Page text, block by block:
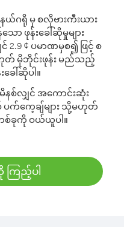
ယ်ဂရို မှ စလိုဗားကီးယား
ဖုန်းခေါ်ဆိုမှုများ
2.9 ¢ ပမာဏမှစ၍ ဖြင့် စ
ဟုတ် မိုဘိုင်းဖုန်း မည်သည့်
ေါ်ဆိုပါ။
စ်လျှင် အကောင်းဆုံး
ပက်ကေ့ချ်များ သို့မဟုတ်
စ်ခုကို ဝယ်ယူပါ။
ကြည့်ပါ